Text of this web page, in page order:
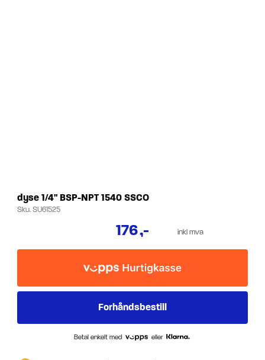
dyse 1/4" BSP-NPT 1540 SSCO
Sku.SU61525
176,- inkl mva
Betal enkelt med eller